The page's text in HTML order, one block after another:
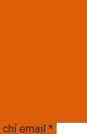
chỉ email *